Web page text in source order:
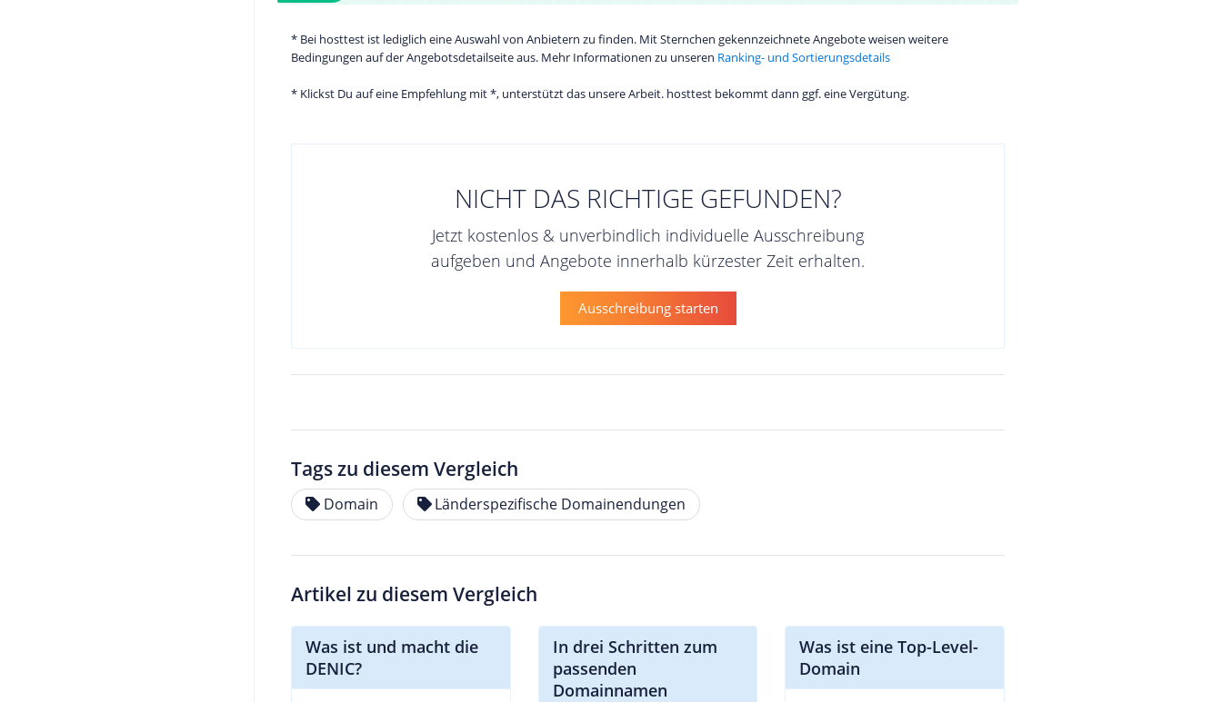
* Bei hosttest ist lediglich eine Auswahl von Anbietern zu finden. Mit Sternchen gekennzeichnete Angebote weisen weitere
Bedingungen auf der Angebotsdetailseite aus. Mehr Informationen zu unseren Ranking- und Sortierungsdetails
* Klickst Du auf eine Empfehlung mit *, unterstützt das unsere Arbeit. hosttest bekommt dann ggf. eine Vergütung.
NICHT DAS RICHTIGE GEFUNDEN?
Jetzt kostenlos & unverbindlich individuelle Ausschreibung
aufgeben und Angebote innerhalb kürzester Zeit erhalten.
Ausschreibung starten
Tags zu diesem Vergleich
Domain Länderspezifische Domainendungen
Artikel zu diesem Vergleich
Was ist und macht die
DENIC?
In drei Schritten zum
passenden
Domainnamen
Was ist eine Top-Level-
Domain